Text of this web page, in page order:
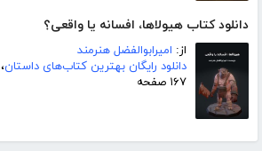
دانلود کتاب هیولاها، افسانه یا واقعی؟
از: امیرابوالفضل هنرمند
دانلود رایگان بهترین کتاب‌های داستان،
۱۶۷ صفحه